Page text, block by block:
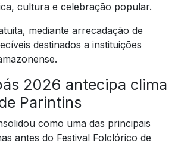
cultura e celebração popular.
mediante arrecadação de
destinados a instituições
2026 antecipa clima
Parintins
como uma das principais
antes do Festival Folclórico de